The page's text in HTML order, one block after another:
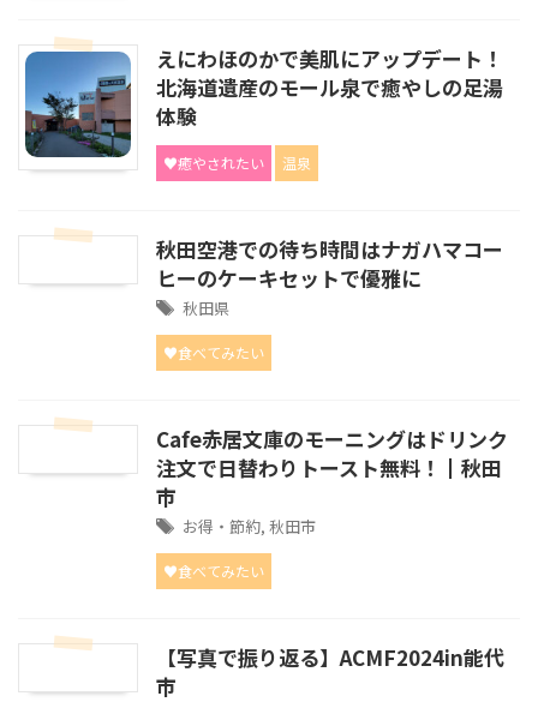
えにわほのかで美肌にアップデート！
北海道遺産のモール泉で癒やしの足湯
体験
♥癒やされたい 温泉
秋田空港での待ち時間はナガハマコー
ヒーのケーキセットで優雅に
秋田県
♥食べてみたい
Cafe赤居文庫のモーニングはドリンク
注文で日替わりトースト無料！┃秋田
市
お得・節約, 秋田市
♥食べてみたい
【写真で振り返る】ACMF2024in能代
市